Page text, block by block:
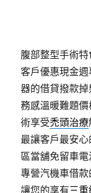
腹部整型手術
客戶優惠現金
器的借貸撥款
務感溫暖難題
術享受禿頭治療
最讓客戶最安
區當舖免留車
專營汽機車借
讓您的享有三